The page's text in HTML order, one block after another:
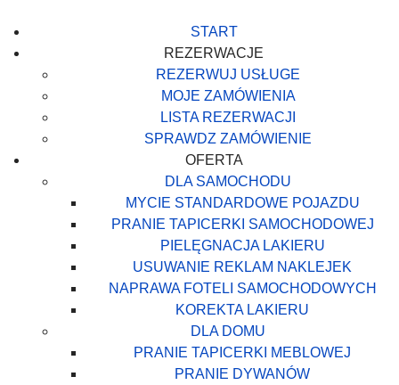
START
REZERWACJE
REZERWUJ USŁUGE
MOJE ZAMÓWIENIA
LISTA REZERWACJI
SPRAWDZ ZAMÓWIENIE
OFERTA
DLA SAMOCHODU
MYCIE STANDARDOWE POJAZDU
PRANIE TAPICERKI SAMOCHODOWEJ
PIELĘGNACJA LAKIERU
USUWANIE REKLAM NAKLEJEK
NAPRAWA FOTELI SAMOCHODOWYCH
KOREKTA LAKIERU
DLA DOMU
PRANIE TAPICERKI MEBLOWEJ
PRANIE DYWANÓW